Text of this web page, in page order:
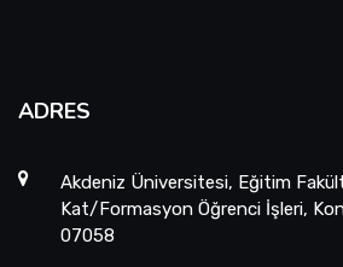
ADRES
Akdeniz Üniversitesi, Eğitim
Kat/Formasyon Öğrenci İşleri,
07058